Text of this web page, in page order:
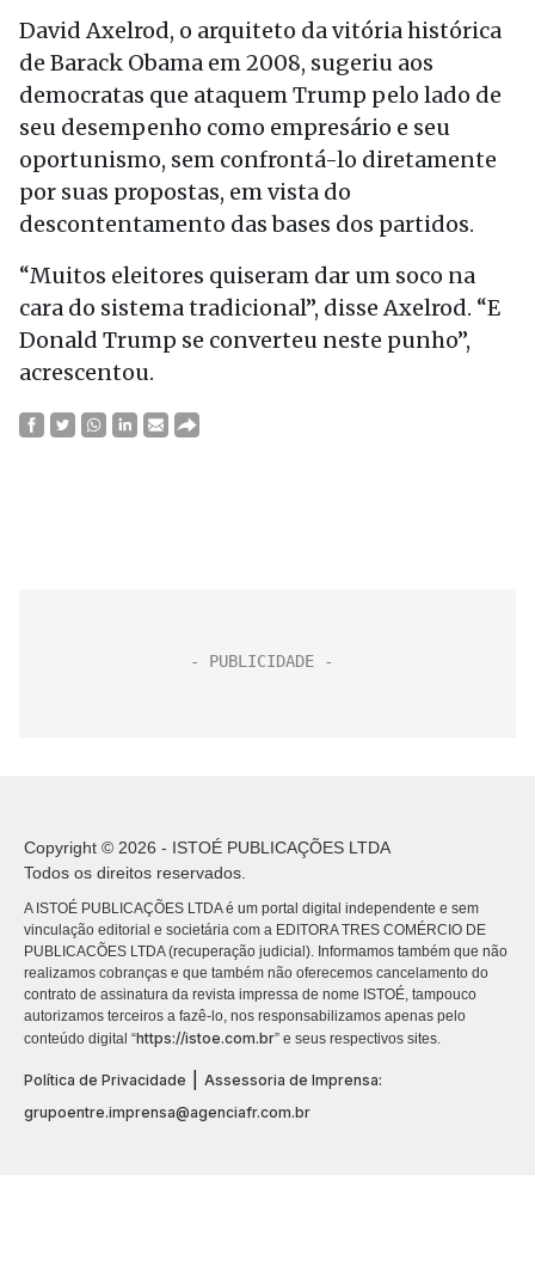
David Axelrod, o arquiteto da vitória histórica
de Barack Obama em 2008, sugeriu aos
democratas que ataquem Trump pelo lado de
seu desempenho como empresário e seu
oportunismo, sem confrontá-lo diretamente
por suas propostas, em vista do
descontentamento das bases dos partidos.
“Muitos eleitores quiseram dar um soco na
cara do sistema tradicional”, disse Axelrod. “E
Donald Trump se converteu neste punho”,
acrescentou.
Copyright © 2026 - ISTOÉ PUBLICAÇÕES LTDA
Todos os direitos reservados.
A ISTOÉ PUBLICAÇÕES LTDA é um portal digital independente e sem
vinculação editorial e societária com a EDITORA TRES COMÉRCIO DE
PUBLICACÕES LTDA (recuperação judicial). Informamos também que não
realizamos cobranças e que também não oferecemos cancelamento do
contrato de assinatura da revista impressa de nome ISTOÉ, tampouco
autorizamos terceiros a fazê-lo, nos responsabilizamos apenas pelo
conteúdo digital “https://istoe.com.br” e seus respectivos sites.
Política de Privacidade
Assessoria de Imprensa:
grupoentre.imprensa@agenciafr.com.br